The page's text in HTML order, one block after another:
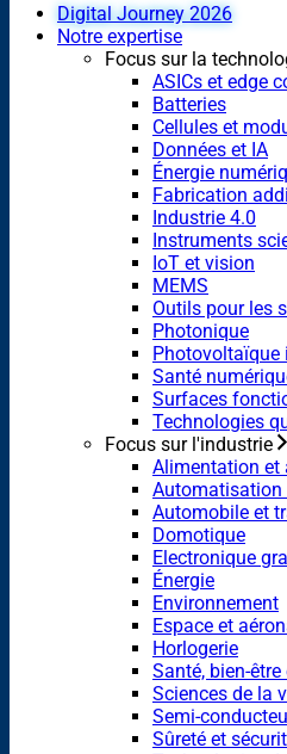
Digital Journey 2026
Notre expertise
Focus sur la
ASICs et edge
Batteries
Cellules et
Données et IA
Énergie
Fabrication
Industrie 4.0
Instruments
IoT et vision
MEMS
Outils pour les
Photonique
Photovoltaïque
Santé
Surfaces
Technologies
Focus sur l'industrie
Alimentation et
Automatisation
Automobile et
Domotique
Electronique
Énergie
Environnement
Espace et
Horlogerie
Santé, bien-
Sciences de la
Semi-
Sûreté et